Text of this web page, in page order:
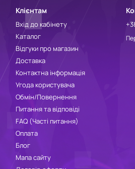
Клієнтам
Вхід до кабінету
Каталог
Відгуки про магазин
Доставка
Контактна інформація
Угода користувача
Обмін/Повернення
Питання та відповіді
FAQ (Часті питання)
Оплата
Блог
Мапа сайту